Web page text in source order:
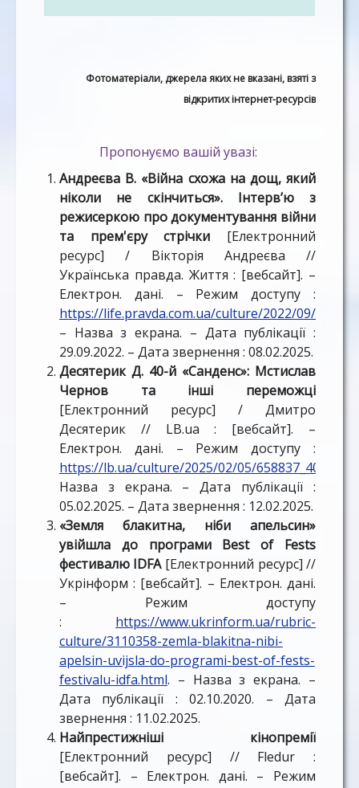
Фотоматеріали, джерела яких не вказані, взяті з
відкритих інтернет-ресурсів
Пропонуємо вашій увазі:
Андреєва В. «Війна схожа на дощ, який
ніколи не скінчиться». Інтерв’ю з
режисеркою про документування війни
та прем'єру стрічки [Електронний
ресурс] / Вікторія Андреєва //
Українська правда. Життя : [вебсайт]. –
Електрон. дані. – Режим доступу :
https://life.pravda.com.ua/culture/2022/09/29/
– Назва з екрана. – Дата публікації :
29.09.2022. – Дата звернення : 08.02.2025.
Десятерик Д. 40-й «Санденс»: Мстислав
Чернов та інші переможці
[Електронний ресурс] / Дмитро
Десятерик // LB.ua : [вебсайт]. –
Електрон. дані. – Режим доступу :
https://lb.ua/culture/2025/02/05/
Назва з екрана. – Дата публікації :
05.02.2025. – Дата звернення : 12.02.2025.
«Земля блакитна, ніби апельсин»
увійшла до програми Best of Fests
фестивалю IDFA[Електронний ресурс] //
Укрінформ : [вебсайт]. – Електрон. дані.
– Режим доступу
: https://www.ukrinform.ua/rubric-
culture/3110358-zemla-blakitna-nibi-
apelsin-uvijsla-do-programi-best-of-fests-
festivalu-idfa.html. – Назва з екрана. –
Дата публікації : 02.10.2020. – Дата
звернення : 11.02.2025.
Найпрестижніші кінопремії
[Електронний ресурс] // Fledur :
[вебсайт]. – Електрон. дані. – Режим